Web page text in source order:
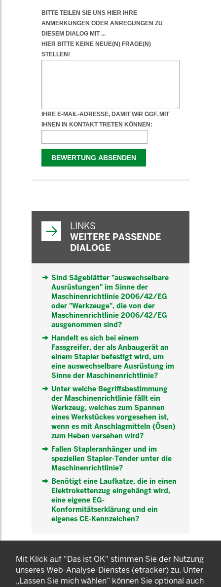
LINKS
WEITERE PASSENDE
DIALOGE
Sind Sägeblätter "auswechselbare
Ausrüstungen" im Sinne der
Maschinenrichtlinie 2006/42/EG
oder "Werkzeuge", die von der
Maschinenrichtlinie 2006/42/EG
ausgenommen sind?
Handelt es sich bei einem
Fassgreifer, der als Anbaugerät an
einem Stapler befestigt wird, um
eine auswechselbare Ausrüstung im
Sinne der Maschinenrichtlinie?
Unter welche Begriffsbestimmung
der Maschinenrichtlinie fällt ein
Werkzeug, welches zum Spannen
eines Werkstückes vorgesehen ist,
wenn es mit Anschlagmitteln (Ösen)
zum Heben versehen wird?
Fallen Stapleranhänger und im
speziellen Stapler-Tender unter die
Maschinenrichtlinie?
Benötigt eine Laufkatze, die in einen
Elektrokettenzug eingehängt wird,
eine eigene EG-
Konformitätserklärung und ein
eigenes CE-Kennzeichen?
KOMNET
GUT BERATEN. GESUND
ARBEITEN.
Mit Klick auf "Das ist OK" stimmen Sie der Nutzung
unseres Web-Analyse-Dienstes (etracker) zu. Unter
„Lassen Sie mich wählen“ können Sie optional auch